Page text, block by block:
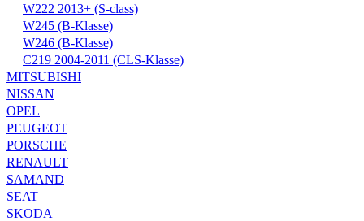
W222 2013+ (S-class)
W245 (B-Klasse)
W246 (B-Klasse)
С219 2004-2011 (CLS-Klasse)
MITSUBISHI
NISSAN
OPEL
PEUGEOT
PORSCHE
RENAULT
SAMAND
SEAT
SKODA